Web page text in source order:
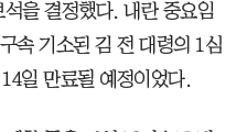
을 결정했다. 내란 중요임
속 기소된 김 전 대령의 1심
일 만료될 예정이었다.